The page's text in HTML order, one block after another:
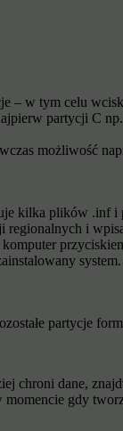
– w tym celu
partycji C
możliwość
kilka plików .inf
regionalnych i
partycje
chroni dane,
momencie gdy